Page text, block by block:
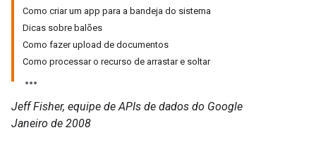
Como criar um app para a bandeja do sistema
Dicas sobre balões
Como fazer upload de documentos
Como processar o recurso de arrastar e soltar
Jeff Fisher, equipe de APIs de dados do Google
Janeiro de 2008